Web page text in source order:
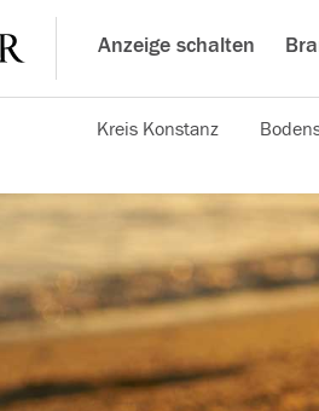
Anzeige schalten
Kreis Konstanz